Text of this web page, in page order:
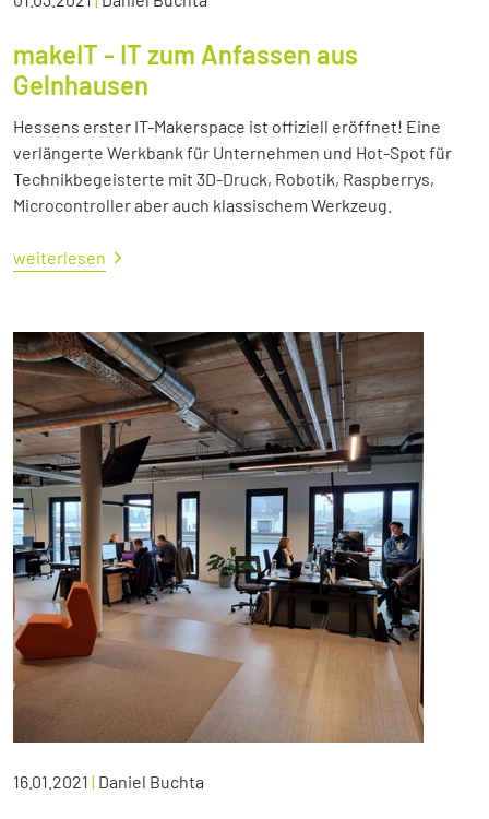
makeIT - IT zum Anfassen aus
Gelnhausen
Hessens erster IT-Makerspace ist offiziell eröffnet! Eine
verlängerte Werkbank für Unternehmen und Hot-Spot für
Technikbegeisterte mit 3D-Druck, Robotik, Raspberrys,
Microcontroller aber auch klassischem Werkzeug.
weiterlesen
16.01.2021 | Daniel Buchta